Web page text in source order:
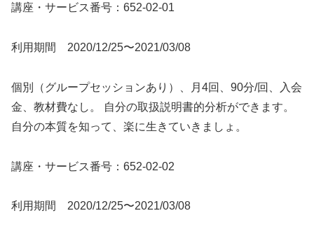
講座・サービス番号：652-02-01
利用期間 2020/12/25〜2021/03/08
個別（グループセッションあり）、月4回、90分/回、入会
金、教材費なし。 自分の取扱説明書的分析ができます。
自分の本質を知って、楽に生きていきましょ。
講座・サービス番号：652-02-02
利用期間 2020/12/25〜2021/03/08